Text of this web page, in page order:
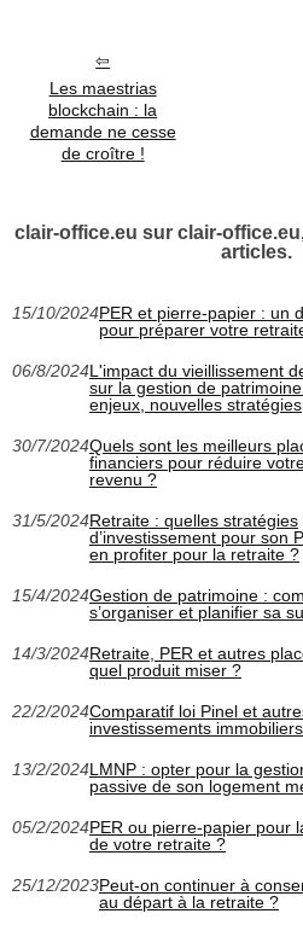
Les maestrias
blockchain : la
demande ne cesse
de croître !
clair-office.eu sur clair-
articles.
15/10/2024PER et pierre-papier : un
pour préparer votre
06/8/2024L'impact du vieillissement
sur la gestion de
enjeux, nouvelles stratégies
30/7/2024Quels sont les meilleurs
financiers pour réduire
revenu ?
31/5/2024Retraite : quelles stratégies
d’investissement pour son
en profiter pour la retraite ?
15/4/2024Gestion de patrimoine :
s’organiser et planifier sa
14/3/2024Retraite, PER et autres
quel produit miser ?
22/2/2024Comparatif loi Pinel et
investissements
13/2/2024LMNP : opter pour la
passive de son logement
05/2/2024PER ou pierre-papier pour
de votre retraite ?
25/12/2023Peut-on continuer à
au départ à la retraite ?